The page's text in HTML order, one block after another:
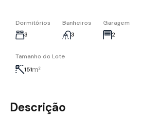
Dormitórios
3
Banheiros
3
Garagem
2
Tamanho do Lote
151m²
Descrição